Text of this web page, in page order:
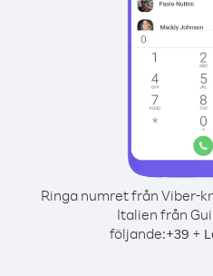
Ringa numret från Viber-
Italien från
följande:+39 +